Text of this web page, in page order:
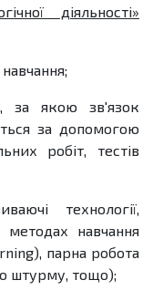
діяльності»
за якою зв'язок
за допо­могою
робіт, тестів
технології,
навчання
парна робота
штурму, тощо);